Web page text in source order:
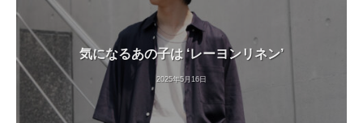
気になるあの子は ‘レーヨンリネン’
2025年5月16日